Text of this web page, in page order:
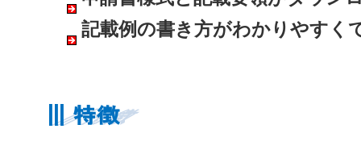
記載例の書き方がわかりやすく